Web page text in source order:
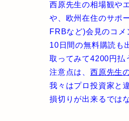
西原先生の相場観や
や、欧州在住のサポ
FRBなど)会見のコメ
10日間の無料購読も
取ってみて4200円払
注意点は、 西原先生
我々はプロ投資家と
損切りが出来るでは